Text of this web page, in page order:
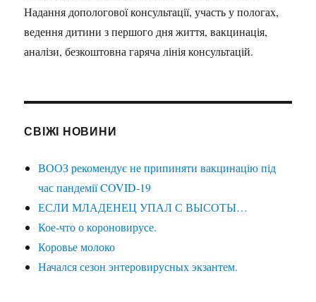
Надання допологової консультації, участь у пологах,
ведення дитини з першого дня життя, вакцинація,
аналізи, безкоштовна гаряча лінія консультацій.
СВІЖІ НОВИНИ
ВООЗ рекомендує не припиняти вакцинацію під
час пандемії COVID-19
ЕСЛИ МЛАДЕНЕЦ УПАЛ С ВЫСОТЫ…
Кое-что о короновирусе.
Коровье молоко
Начался сезон энтеровирусных экзантем.